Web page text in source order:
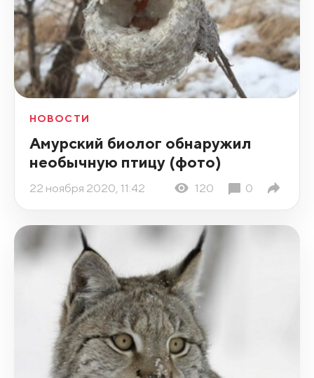
НОВОСТИ
Амурский биолог обнаружил
необычную птицу (фото)
22 ноября 2020, 11:42 120 0